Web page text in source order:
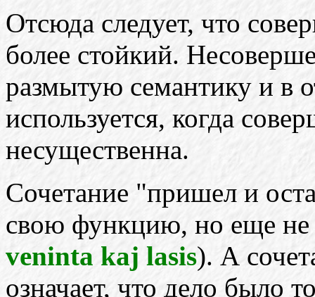
Отсюда следует, что
более стойкий.
размытую семантику и в
используется, когда
несущественна.
Сочетание "пришел и
свою функцию, но еще
veninta kaj lasis). А
означает, что дело было